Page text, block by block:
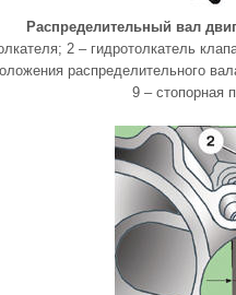
Распределительный вал
2 – гидротолкатель
распределительного
9 – стопорная